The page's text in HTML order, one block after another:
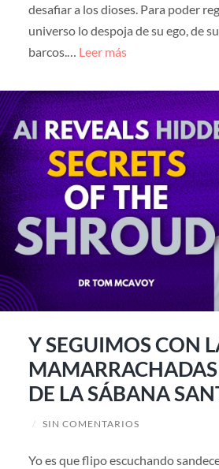
desafiar a los dioses. Para poder
universo lo despoja de su ego, de
barcos.… Leer más
Y SEGUIMOS CON
DE LA SÁBANA
/ SIN COMENTARIOS
Yo es que flipo escuchando